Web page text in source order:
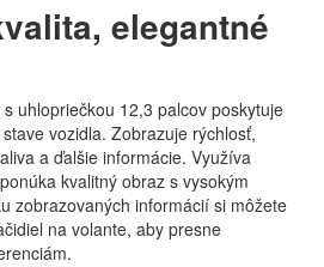
elegantné
uhlopriečkou 12,3 palcov poskytuje
vozidla. Zobrazuje rýchlosť,
a ďalšie informácie. Využíva
kvalitný obraz s vysokým
zobrazovaných informácií si môžete
na volante, aby presne